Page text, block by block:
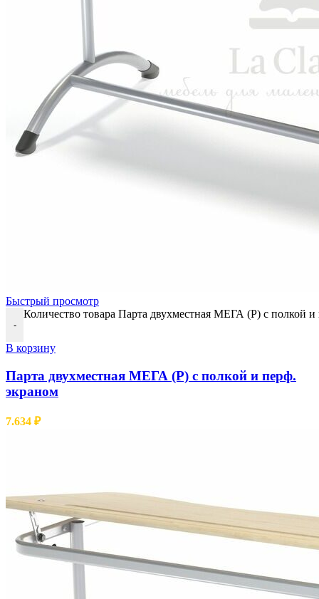
Быстрый просмотр
-
Количество товара Парта двухместная МЕГА (Р) с полкой
В корзину
Парта двухместная МЕГА (Р) с полкой и перф.
экраном
7.634 ₽